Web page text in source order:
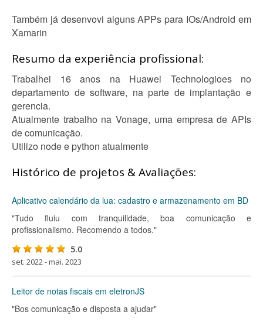
Também já desenvovi alguns APPs para IOs/Android em
Xamarin
Resumo da experiência profissional:
Trabalhei 16 anos na Huawei Technologioes no
departamento de software, na parte de implantação e
gerencia.
Atualmente trabalho na Vonage, uma empresa de APIs
de comunicação.
Utilizo node e python atualmente
Histórico de projetos & Avaliações:
Aplicativo calendário da lua: cadastro e armazenamento em BD
"Tudo fluiu com tranquilidade, boa comunicação e
profissionalismo. Recomendo a todos."
5.0
set. 2022 - mai. 2023
Leitor de notas fiscais em eletronJS
"Bos comunicação e disposta a ajudar"